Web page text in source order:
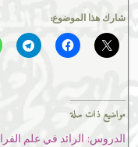
شارك هذا الموضوع:
مواضيع ذات صلة
الدروس: الرائد في علم